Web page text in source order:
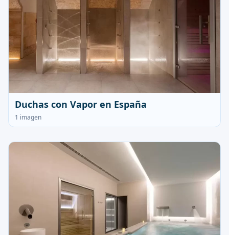
Duchas con Vapor en España
1 imagen